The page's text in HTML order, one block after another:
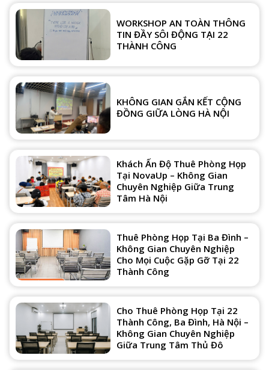
WORKSHOP AN TOÀN THÔNG
TIN ĐẦY SÔI ĐỘNG TẠI 22
THÀNH CÔNG
KHÔNG GIAN GẮN KẾT CỘNG
ĐỒNG GIỮA LÒNG HÀ NỘI
Khách Ấn Độ Thuê Phòng Họp
Tại NovaUp – Không Gian
Chuyên Nghiệp Giữa Trung
Tâm Hà Nội
Thuê Phòng Họp Tại Ba Đình –
Không Gian Chuyên Nghiệp
Cho Mọi Cuộc Gặp Gỡ Tại 22
Thành Công
Cho Thuê Phòng Họp Tại 22
Thành Công, Ba Đình, Hà Nội –
Không Gian Chuyên Nghiệp
Giữa Trung Tâm Thủ Đô